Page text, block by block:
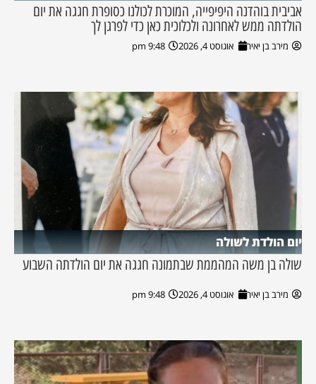
אביבית בוהדנה היפיפייה, המוכרת לכולנו כסופרת חגגה את יום
הולדתה ממש לאחרונה ולכלוכית כאן כדי לפרגן לך
מירב בן יאיר אוגוסט 4, 2026 9:48 pm
יום הולדת לשולה
שולה בן משה המהממת שבתמונה חגגה את יום הולדתה השבוע
מירב בן יאיר אוגוסט 4, 2026 9:48 pm